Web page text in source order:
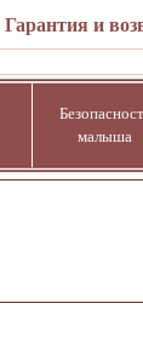
Гарантия и
малыша